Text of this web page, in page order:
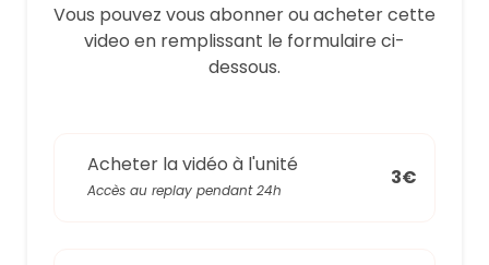
Vous pouvez vous abonner ou acheter cette
video en remplissant le formulaire ci-
dessous.
Acheter la vidéo à l'unité
Accès au replay pendant 24h
3€